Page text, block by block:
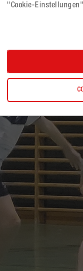
"Cookie-